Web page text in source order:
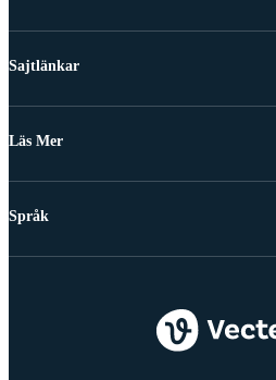
Sajtlänkar
Läs Mer
Språk